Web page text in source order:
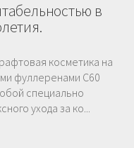
в
косметика на
фуллеренами С60
специально
ухода за ко...